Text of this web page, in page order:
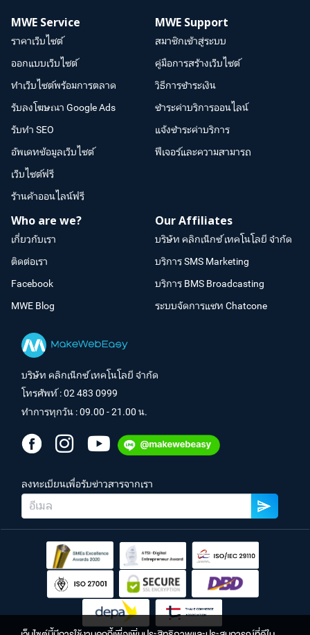
MWE Service
ราคาเว็บไซต์
ออกแบบเว็บไซต์
ทำเว็บไซต์พร้อมการตลาด
รับลงโฆษณา Google Ads
รับทำ SEO
อัพเดทข้อมูลเว็บไซต์
เว็บไซต์ฟรี
ร้านค้าออนไลน์ฟรี
MWE Support
สมาชิกเข้าสู่ระบบ
คู่มือการสร้างเว็บไซต์
วิธีการชำระเงิน
ชำระค่าบริการออนไลน์
แจ้งชำระค่าบริการ
ฟีเจอร์และความสามารถ
Who are we?
เกี่ยวกับเรา
ติดต่อเรา
Facebook
MWE Blog
Our Affiliates
บริษัท คลิกเน็กซ์ เทคโนโลยี จำกัด
บริการ SMS Marketing
บริการ BMS Broadcasting
ระบบจัดการแชท Chatcone
บริษัท คลิกเน็กซ์ เทคโนโลยี จำกัด
โทรศัพท์ :02 483 0999
ทำการทุกวัน : 09.00 - 21.00 น.
ลงทะเบียนเพื่อรับข่าวสารจากเรา